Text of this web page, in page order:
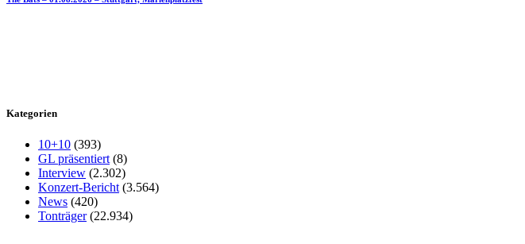
Kategorien
10+10 (393)
GL präsentiert (8)
Interview (2.302)
Konzert-Bericht (3.564)
News (420)
Tonträger(22.934)